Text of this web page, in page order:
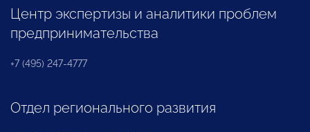
Центр экспертизы и аналитики проблем
предпринимательства
+7 (495) 247-4777
Отдел регионального развития